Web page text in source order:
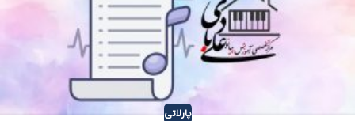
پارلاتی